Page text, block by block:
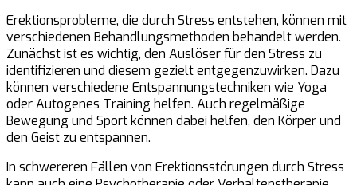
Erektionsprobleme, die durch Stress entstehen, können mit
verschiedenen Behandlungsmethoden behandelt werden.
Zunächst ist es wichtig, den Auslöser für den Stress zu
identifizieren und diesem gezielt entgegenzuwirken. Dazu
können verschiedene Entspannungstechniken wie Yoga
oder Autogenes Training helfen. Auch regelmäßige
Bewegung und Sport können dabei helfen, den Körper und
den Geist zu entspannen.
In schwereren Fällen von Erektionsstörungen durch Stress